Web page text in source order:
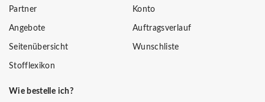
Partner
Angebote
Seitenübersicht
Stofflexikon
Konto
Auftragsverlauf
Wunschliste
Wie bestelle ich?